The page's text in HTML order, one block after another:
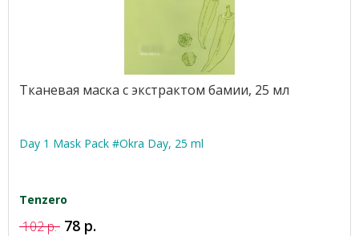
Тканевая маска с экстрактом бамии, 25 мл
Day 1 Mask Pack #Okra Day, 25 ml
Tenzero
102 р. 78 р.